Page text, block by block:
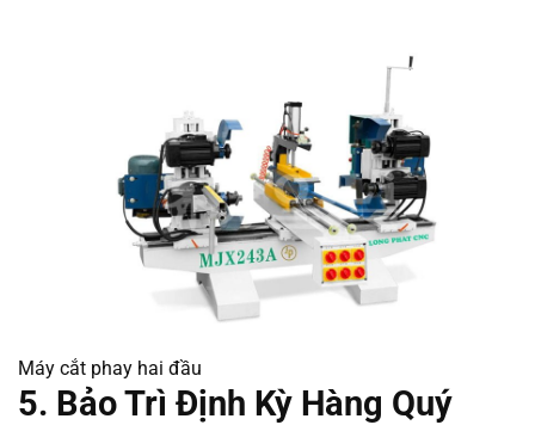
Máy cắt phay hai đầu
5. Bảo Trì Định Kỳ Hàng Quý